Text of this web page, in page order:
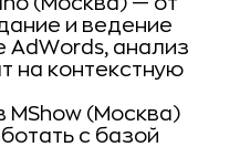
и ведение
AdWords, анализ
на контекстную
MShow (Москва)
с базой